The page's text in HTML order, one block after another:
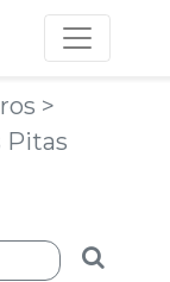
Toggle
>
Pitas